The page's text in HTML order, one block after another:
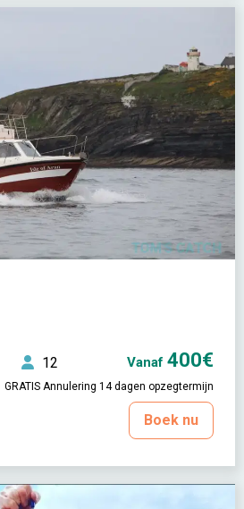
12 Vanaf 400€
GRATIS Annulering 14 dagen opzegtermijn
Boek nu